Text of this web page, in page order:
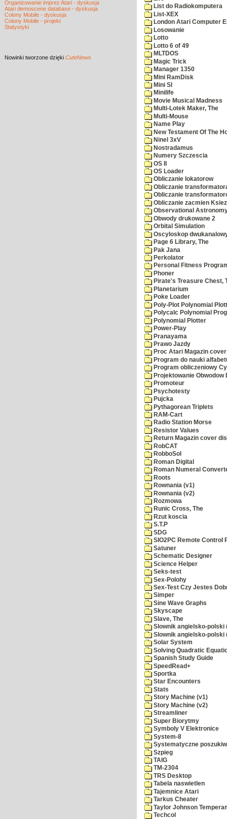
Organizowanie imprez Atari - dyskusja
Atari demoscene database - dyskusja
Colony Mobile - dyskusja
Colony Mobile - projekt
Statystyki
Nowinki tworzone dzięki CuteNews
List do Radiokomputera
List-XEX
London Atari Computer
Losowanie
Lotto
Lotto 6 of 49
MLTDOS
Magic Trick
Manager 1350
Mini RamDisk
Mini SI
Minilife
Movie Musical Madness
Multi-Lotek Maker, The
Multi-Mouse
Name Play
New Testament Of The
Ninel 3xV
Nostradamus
Numery Szczescia
OS II
OS Loader
Obliczanie lokatorow
Obliczanie
Obliczanie
Obliczanie zacmien
Observational
Obwody drukowane 2
Orbital Simulation
Oscyloskop
Page 6 Library, The
Pak Jana
Perkolator
Personal Fitness
Phoner
Pirate's Treasure Chest,
Planetarium
Poke Loader
Poly-Plot Polynomial
Polycalc Polynomial
Polynomial Plotter
Power-Play
Pranayama
Prawo Jazdy
Proc Atari Magazin
Program do nauki
Program obliczeniowy
Projektowanie Obwodow
Promoteur
Psychotesty
Pujcka
Pythagorean Triplets
RAM-Cart
Radio Station Morse
Resistor Values
Return Magazin cover
RobCAT
RobboSol
Roman Digital
Roman Numeral
Roots
Rownania (v1)
Rownania (v2)
Rozmowa
Runic Cross, The
Rzut koscia
S.T.P
SDG
SIO2PC Remote Control
Satuner
Schematic Designer
Science Helper
Seks-test
Sex-Polohy
Sex-Test Czy Jestes
Simper
Sine Wave Graphs
Skyscape
Slave, The
Slownik angielsko-polski
Slownik angielsko-polski
Solar System
Solving Quadratic
Spanish Study Guide
SpeedRead+
Sportka
Star Encounters
Stats
Story Machine (v1)
Story Machine (v2)
Streamliner
Super Biorytmy
Symboly V Elektronice
System-8
Systematyczne
Szpieg
TAIG
TM-2304
TRS Desktop
Tabela naswietlen
Tajemnice Atari
Tarkus Cheater
Taylor Johnson
Techcol